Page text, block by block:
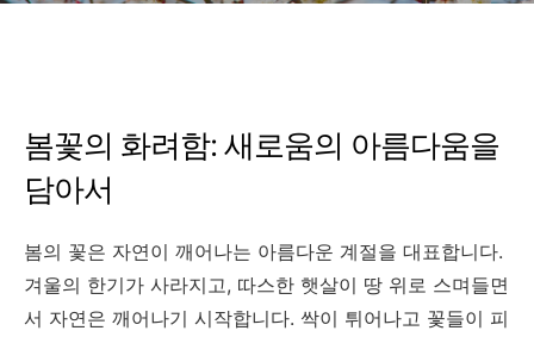
봄꽃의 화려함: 새로움의 아름다움을
담아서
봄의 꽃은 자연이 깨어나는 아름다운 계절을 대표합니다.
겨울의 한기가 사라지고, 따스한 햇살이 땅 위로 스며들면
서 자연은 깨어나기 시작합니다. 싹이 튀어나고 꽃들이 피